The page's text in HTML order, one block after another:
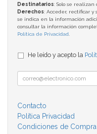
Destinatarios: Solo se realizan
Derechos: Acceder, rectificar y
se indica en la información
consultar la información
Política de Privacidad
He leído y acepto la
Contacto
Política Privacidad
Condiciones de Compra